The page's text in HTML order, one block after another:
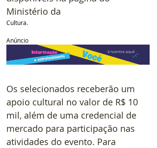
Ministério da
Cultura.
Anúncio
Os selecionados receberão um
apoio cultural no valor de R$ 10
mil, além de uma credencial de
mercado para participação nas
atividades do evento. Para